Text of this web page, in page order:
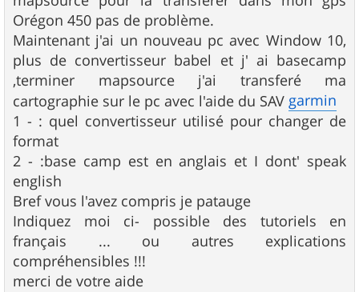
Orégon 450 pas de problème.
Maintenant j'ai un nouveau pc avec Window 10,
plus de convertisseur babel et j' ai basecamp
,terminer mapsource j'ai transferé ma
cartographie sur le pc avec l'aide du SAV garmin
1 - : quel convertisseur utilisé pour changer de
format
2 - :base camp est en anglais et I dont' speak
english
Bref vous l'avez compris je patauge
Indiquez moi ci- possible des tutoriels en
français ... ou autres explications
compréhensibles !!!
merci de votre aide